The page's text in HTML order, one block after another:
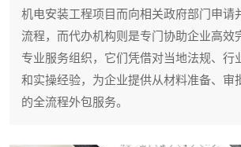
机电安装工程项目而向相关政府部门申请
流程，而代办机构则是专门协助企业高效
专业服务组织，它们凭借对当地法规、行
和实操经验，为企业提供从材料准备、审
的全流程外包服务。